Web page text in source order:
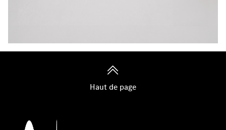
Haut de page